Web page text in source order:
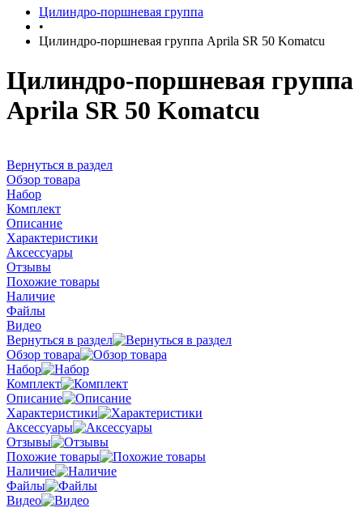
Цилиндро-поршневая группа
•
Цилиндро-поршневая группа Aprila SR 50 Komatcu
Цилиндро-поршневая группа
Aprila SR 50 Komatcu
Вернуться в раздел
Обзор товара
Набор
Комплект
Описание
Характеристики
Аксессуары
Отзывы
Похожие товары
Наличие
Файлы
Видео
Вернуться в раздел
Обзор товара
Набор
Комплект
Описание
Характеристики
Аксессуары
Отзывы
Похожие товары
Наличие
Файлы
Видео